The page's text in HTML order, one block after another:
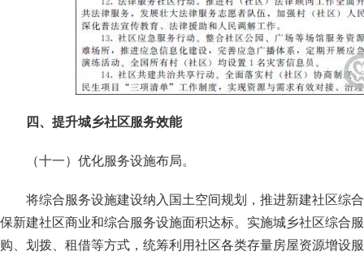
四、提升城乡社区服务效能
（十一）优化服务设施布局。
将综合服务设施建设纳入国土空间规划，推进新建社区综
保新建社区商业和综合服务设施面积达标。实施城乡社区综合
购、划拨、租借等方式，统筹利用社区各类存量房屋资源增设